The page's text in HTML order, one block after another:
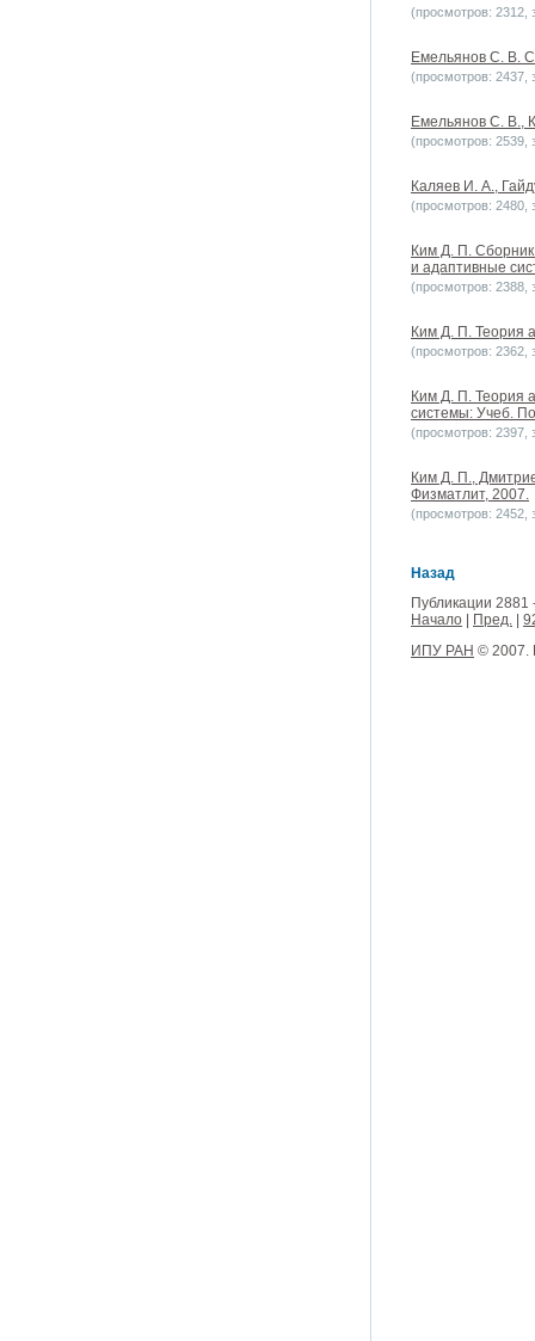
(просмотров: 2312,
Емельянов С. В.
(просмотров: 2437,
Емельянов С. В.,
(просмотров: 2539,
Каляев И. А.,
(просмотров: 2480,
Ким Д. П.
и адаптивные
(просмотров: 2388,
Ким Д. П. Теория
(просмотров: 2362,
Ким Д. П. Теория
системы: Учеб.
(просмотров: 2397,
Ким Д. П.,
Физматлит, 2007.
(просмотров: 2452,
Назад
Публикации 2881
Начало
Пред.
ИПУ РАН © 2007.